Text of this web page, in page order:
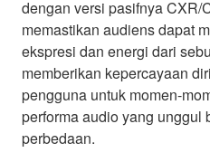
dengan versi pasifnya CXR/
memastikan audiens dapat
ekspresi dan energi dari
memberikan kepercayaan
pengguna untuk momen-
performa audio yang unggul
perbedaan.